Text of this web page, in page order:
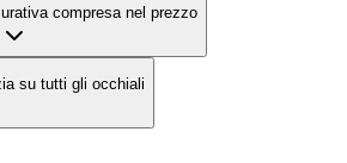
compresa nel prezzo
su tutti gli occhiali